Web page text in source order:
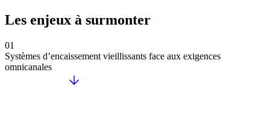
Les enjeux à surmonter
01
Systèmes d’encaissement vieillissants face aux exigences
omnicanales